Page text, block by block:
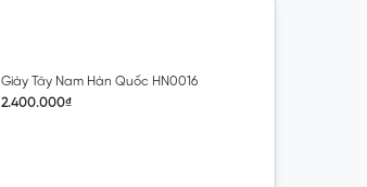
Giày Tây Nam Hàn Quốc HN0016
2.400.000₫